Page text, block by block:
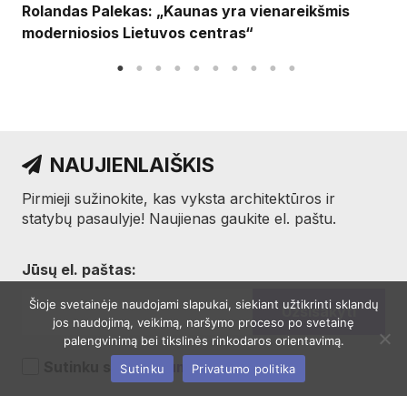
Rolandas Palekas: „Kaunas yra vienareikšmis
moderniosios Lietuvos centras“
NAUJIENLAIŠKIS
Pirmieji sužinokite, kas vyksta architektūros ir
statybų pasaulyje! Naujienas gaukite el. paštu.
Jūsų el. paštas:
Sutinku suprivatumo taisyklėmis
Šioje svetainėje naudojami slapukai, siekiant užtikrinti sklandų
jos naudojimą, veikimą, naršymo proceso po svetainę
palengvinimą bei tikslinės rinkodaros orientavimą.
Sutinku
Privatumo politika